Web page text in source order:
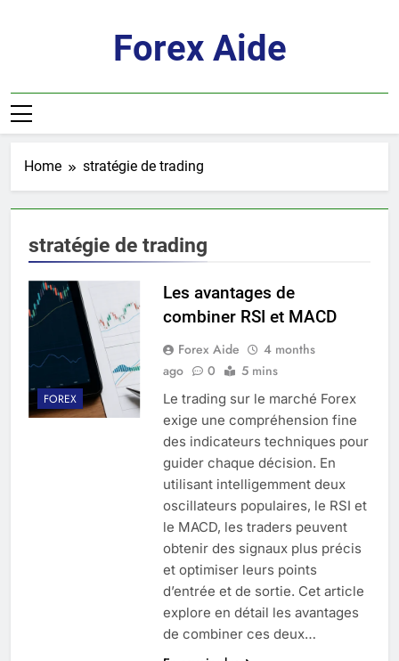
Forex Aide
Home stratégie de trading
stratégie de trading
FOREX
Les avantages de
combiner RSI et MACD
Forex Aide
4 months
ago
0 5 mins
Le trading sur le marché Forex
exige une compréhension fine
des indicateurs techniques pour
guider chaque décision. En
utilisant intelligemment deux
oscillateurs populaires, le RSI et
le MACD, les traders peuvent
obtenir des signaux plus précis
et optimiser leurs points
d’entrée et de sortie. Cet article
explore en détail les avantages
de combiner ces deux…